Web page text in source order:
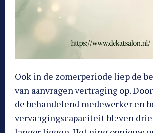
Ook in de zomerperiode liep de
van aanvragen vertraging op.
de behandelend medewerker en
vervangingscapaciteit bleven